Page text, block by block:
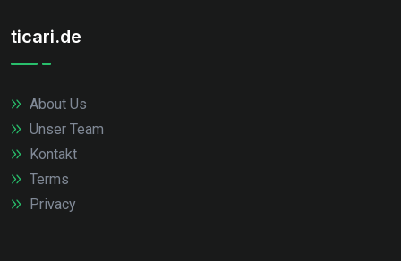
ticari.de
About Us
Unser Team
Kontakt
Terms
Privacy